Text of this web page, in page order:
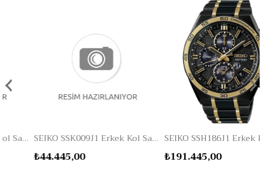
SEIKO SSK009J1 Erkek Kol Saati
₺44.445,00
SEIKO SSH186J1 Erkek Kol Saati
₺191.445,00
‹ ›